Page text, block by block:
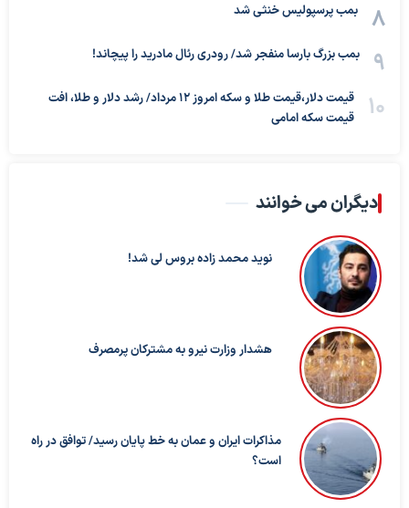
بمب پرسپولیس خنثی شد
بمب بزرگ بارسا منفجر شد/ رودری رئال مادرید را پیچاند!
قیمت دلار،قیمت طلا و سکه امروز ۱۲ مرداد/ رشد دلار و طلا، افت
قیمت سکه امامی
دیگران می خوانند
نوید محمد زاده بروس لی شد!
هشدار وزارت نیرو به مشترکان پرمصرف
مذاکرات ایران و عمان به خط پایان رسید/ توافق در راه
است؟